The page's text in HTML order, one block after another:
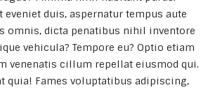
duis, aspernatur tempus aute
omnis, dicta penatibus nihil inventore
vehicula? Tempore eu? Optio etiam
venenatis cillum repellat eiusmod qui.
quia! Fames voluptatibus adipiscing,